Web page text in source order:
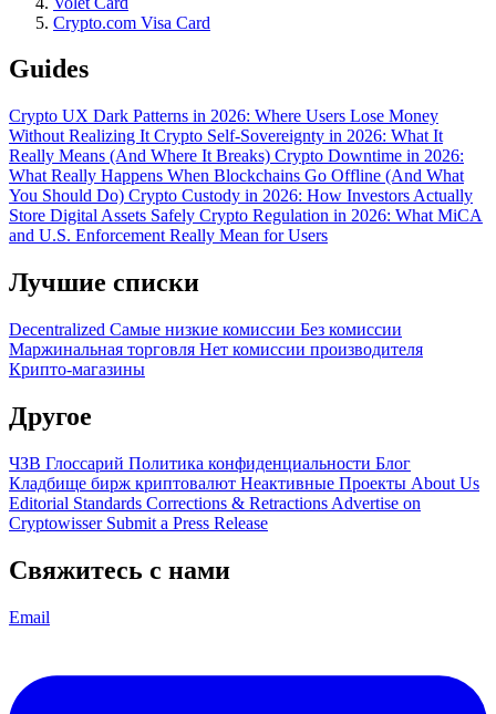
Crypto.com Visa Card
Guides
Crypto UX Dark Patterns in 2026: Where Users Lose Money
Without Realizing It Crypto Self-Sovereignty in 2026: What It
Really Means (And Where It Breaks) Crypto Downtime in 2026:
What Really Happens When Blockchains Go Offline (And What
You Should Do) Crypto Custody in 2026: How Investors Actually
Store Digital Assets Safely Crypto Regulation in 2026: What MiCA
and U.S. Enforcement Really Mean for Users
Лучшие списки
Decentralized Самые низкие комиссии Без комиссии
Маржинальная торговля Нет комиссии производителя
Крипто-магазины
Другое
ЧЗВ Глоссарий Политика конфиденциальности Блог
Кладбище бирж криптовалют Неактивные Проекты About Us
Editorial Standards Corrections & Retractions Advertise on
Cryptowisser Submit a Press Release
Свяжитесь с нами
Email